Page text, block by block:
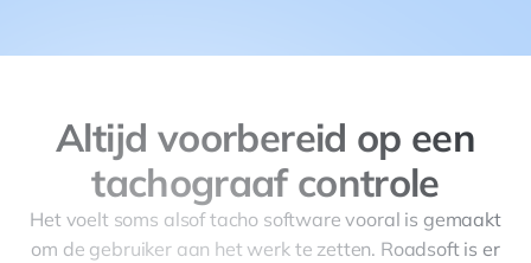
Altijd voorbereid op een
tachograaf controle
Het voelt soms alsof tacho software vooral is gemaakt
om de gebruiker aan het werk te zetten. Roadsoft is er